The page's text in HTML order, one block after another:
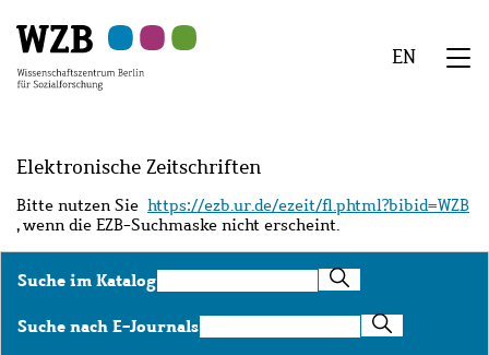
Hauptinhalt
springen
Navigation
springen
Suche
springen
Sekundärnavigation
springen
Fußzeile
springen
EN
Elektronische Zeitschriften
Bitte nutzen Sie https://ezb.ur.de/ezeit/fl.phtml?bibid=WZB
, wenn die EZB-Suchmaske nicht erscheint.
Suche im KatalogSuche
im
Katalog
Suche nach E-JournalsSuche
nach